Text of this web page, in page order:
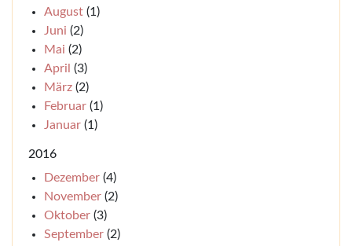
August (1)
Juni (2)
Mai (2)
April (3)
März (2)
Februar (1)
Januar (1)
2016
Dezember (4)
November (2)
Oktober (3)
September (2)